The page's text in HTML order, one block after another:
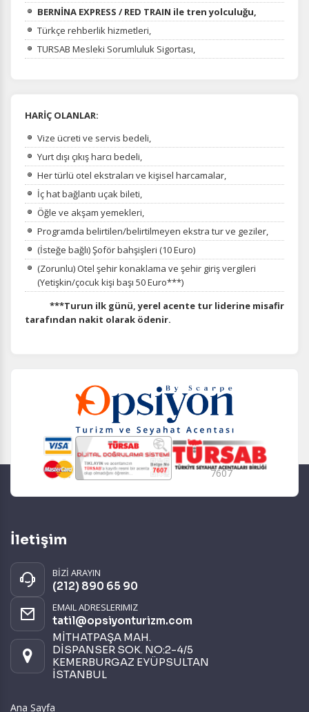
BERNİNA EXPRESS / RED TRAIN ile tren yolculuğu,
Türkçe rehberlik hizmetleri,
TURSAB Mesleki Sorumluluk Sigortası,
HARİÇ OLANLAR:
Vize ücreti ve servis bedeli,
Yurt dışı çıkış harcı bedeli,
Her türlü otel ekstraları ve kişisel harcamalar,
İç hat bağlantı uçak bileti,
Öğle ve akşam yemekleri,
Programda belirtilen/belirtilmeyen ekstra tur ve geziler,
(İsteğe bağlı) Şoför bahşişleri (10 Euro)
(Zorunlu) Otel şehir konaklama ve şehir giriş vergileri
(Yetişkin/çocuk kişi başı 50 Euro***)
***Turun ilk günü, yerel acente tur liderine misafir
tarafından nakit olarak ödenir.
7607
İletişim
BİZİ ARAYIN
(212) 890 65 90
EMAIL ADRESLERIMIZ
tatil@opsiyonturizm.com
MİTHATPAŞA MAH.
DİSPANSER SOK. NO:2-4/5
KEMERBURGAZ EYÜPSULTAN
İSTANBUL
Ana Sayfa